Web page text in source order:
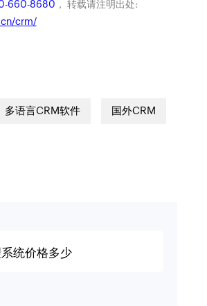
660-8680 ， 转载请注明出处:
crm/
多语言CRM软件 国外CRM
统价格多少